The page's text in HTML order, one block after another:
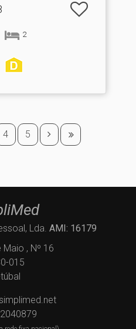
2
4 5
Lda. AMI: 16179
Maio , Nº 16
015